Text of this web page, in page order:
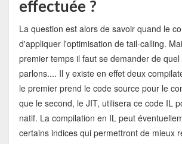
effectuée ?
La question est alors de savoir quand le
d'appliquer l'optimisation de tail-calling.
premier temps il faut se demander de
parlons.... Il y existe en effet deux
le premier prend le code source pour le
que le second, le JIT, utilisera ce code IL
natif. La compilation en IL peut
certains indices qui permettront de mieux